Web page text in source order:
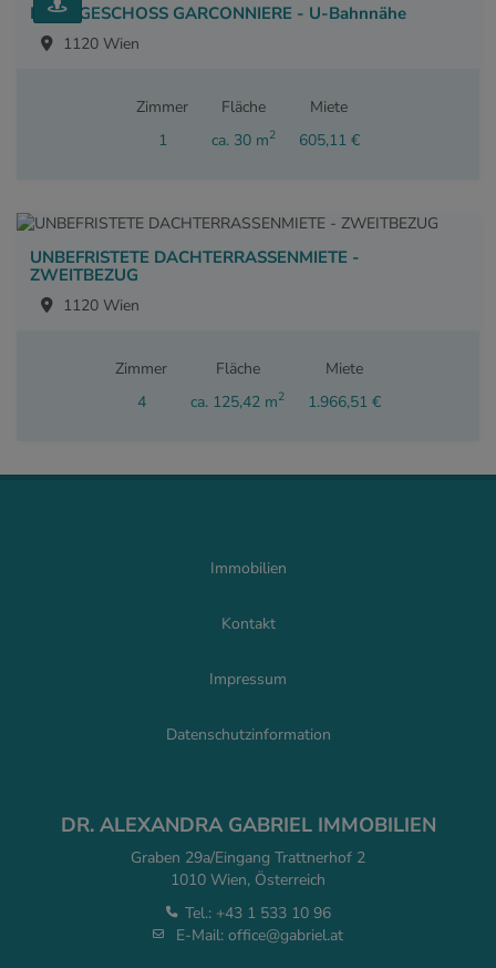
DACHGESCHOSS GARCONNIERE - U-Bahnnähe
1120 Wien
Zimmer
1
Fläche
ca. 30 m2
Miete
605,11 €
UNBEFRISTETE DACHTERRASSENMIETE -
ZWEITBEZUG
1120 Wien
Zimmer
4
Fläche
ca. 125,42 m2
Miete
1.966,51 €
Immobilien
Kontakt
Impressum
Datenschutzinformation
DR. ALEXANDRA GABRIEL IMMOBILIEN
Graben 29a/Eingang Trattnerhof 2
1010 Wien, Österreich
Tel.: +43 1 533 10 96
E-Mail: office@gabriel.at